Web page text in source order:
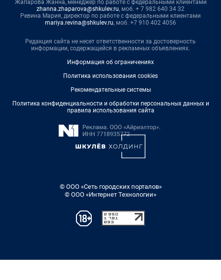
Жапарова Жанна, менеджер по работе с федеральными клиентами
zhanna.zhaparova@shkulev.ru, моб. + 7 982 640 34 32
Ревина Мария, директор по работе с федеральными клиентами
mariya.revina@shkulev.ru, моб. +7 910 402 4056
Редакция сайта не несет ответственности за достоверность
информации, содержащейся в рекламных объявлениях.
Информация об ограничениях
Политика использования cookies
Рекомендательные системы
Политика конфиденциальности и обработки персональных данных и
правила использования сайта
© ООО «Сеть городских порталов»
© ООО «Интернет Технологии»